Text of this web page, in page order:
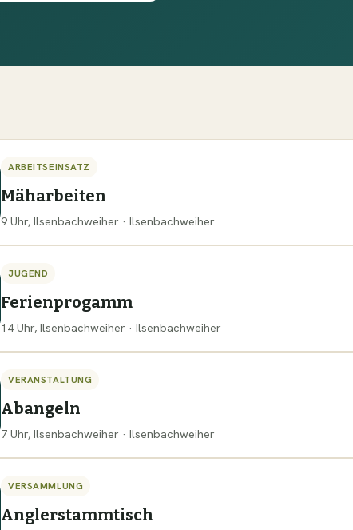
ARBEITSEINSATZ
Mäharbeiten
9 Uhr, Ilsenbachweiher · Ilsenbachweiher
JUGEND
Ferienprogamm
14 Uhr, Ilsenbachweiher · Ilsenbachweiher
VERANSTALTUNG
Abangeln
7 Uhr, Ilsenbachweiher · Ilsenbachweiher
VERSAMMLUNG
Anglerstammtisch